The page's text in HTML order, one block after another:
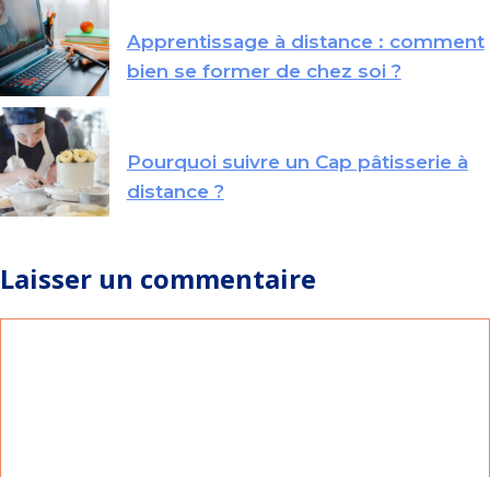
Apprentissage à distance : comment
bien se former de chez soi ?
Pourquoi suivre un Cap pâtisserie à
distance ?
Laisser un commentaire